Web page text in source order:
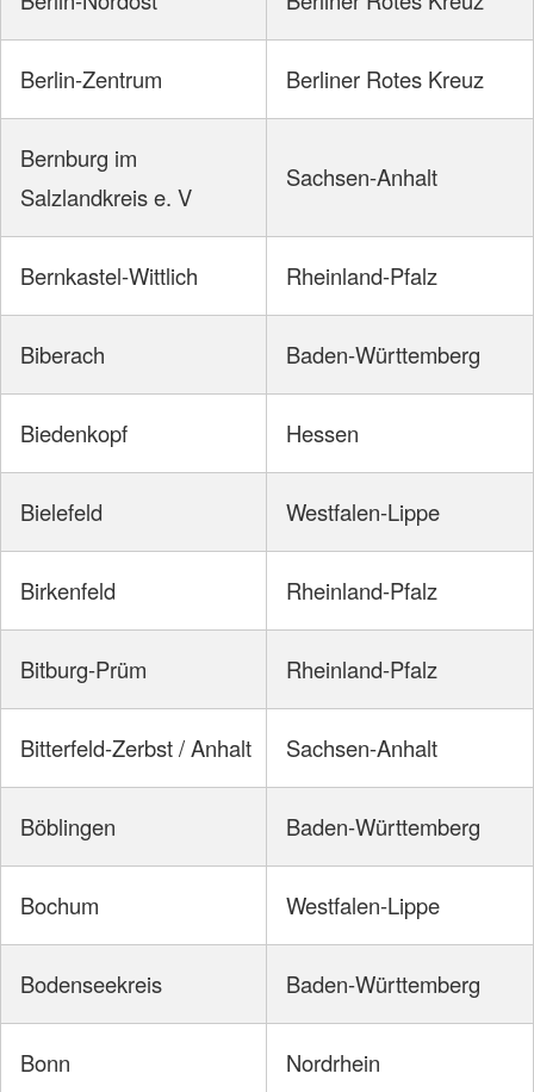
Berlin-Zentrum Berliner Rotes Kreuz
Bernburg im
Salzlandkreis e. V
Sachsen-Anhalt
Bernkastel-Wittlich Rheinland-Pfalz
Biberach Baden-Württemberg
Biedenkopf Hessen
Bielefeld Westfalen-Lippe
Birkenfeld Rheinland-Pfalz
Bitburg-Prüm Rheinland-Pfalz
Bitterfeld-Zerbst / Anhalt Sachsen-Anhalt
Böblingen Baden-Württemberg
Bochum Westfalen-Lippe
Bodenseekreis Baden-Württemberg
Bonn Nordrhein